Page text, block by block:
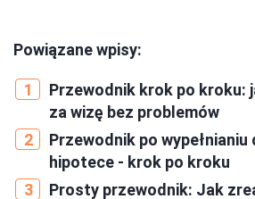
Powiązane wpisy:
Przewodnik krok po kroku:
za wizę bez problemów
Przewodnik po wypełnianiu
hipotece - krok po kroku
Prosty przewodnik: Jak